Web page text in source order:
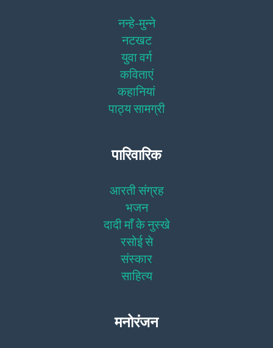
नन्हे-मुन्ने
नटखट
युवा वर्ग
कविताएं
कहानियां
पाठ्य सामग्री
पारिवारिक
आरती संग्रह
भजन
दादी माँ के नुस्खे
रसोई से
संस्कार
साहित्य
मनोरंजन